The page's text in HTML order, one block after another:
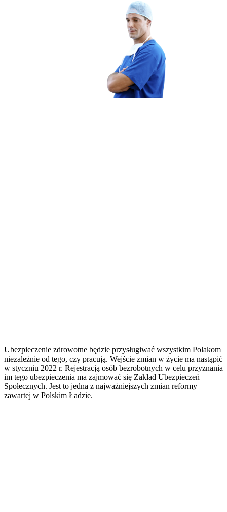
Ubezpieczenie zdrowotne będzie przysługiwać wszystkim Polakom
niezależnie od tego, czy pracują. Wejście zmian w życie ma nastąpić
w styczniu 2022 r. Rejestracją osób bezrobotnych w celu przyznania
im tego ubezpieczenia ma zajmować się Zakład Ubezpieczeń
Społecznych. Jest to jedna z najważniejszych zmian reformy
zawartej w Polskim Ładzie.